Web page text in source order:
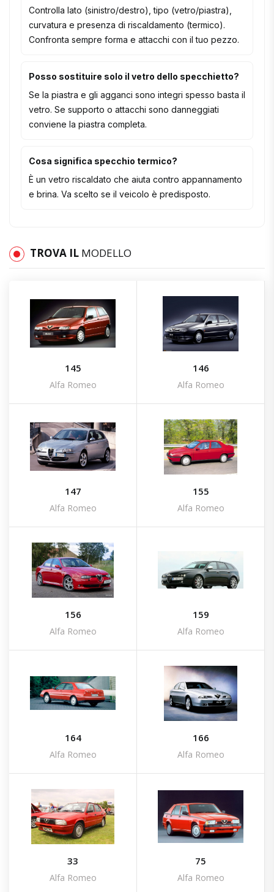
Controlla lato (sinistro/destro), tipo (vetro/piastra),
curvatura e presenza di riscaldamento (termico).
Confronta sempre forma e attacchi con il tuo pezzo.
Posso sostituire solo il vetro dello specchietto?
Se la piastra e gli agganci sono integri spesso basta il
vetro. Se supporto o attacchi sono danneggiati
conviene la piastra completa.
Cosa significa specchio termico?
È un vetro riscaldato che aiuta contro appannamento
e brina. Va scelto se il veicolo è predisposto.
TROVA IL MODELLO
145
Alfa Romeo
146
Alfa Romeo
147
Alfa Romeo
155
Alfa Romeo
156
Alfa Romeo
159
Alfa Romeo
164
Alfa Romeo
166
Alfa Romeo
33
Alfa Romeo
75
Alfa Romeo